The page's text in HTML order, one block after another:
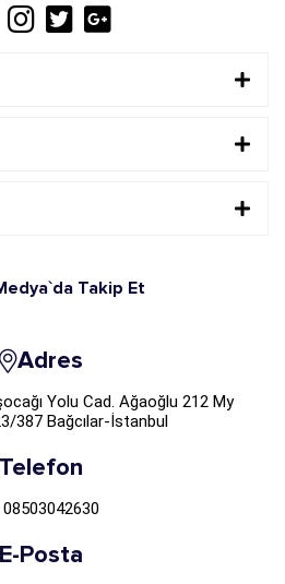
Takip Et
Adres
Yolu Cad. Ağaoğlu 212 My
387 Bağcılar-İstanbul
Telefon
08503042630
E-Posta